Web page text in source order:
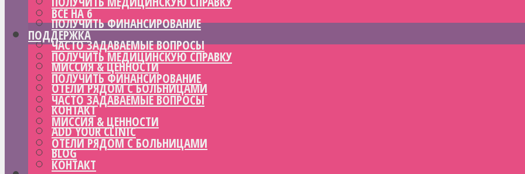
ПОЛУЧИТЬ ФИНАНСИРОВАНИЕ
ЧАСТО ЗАДАВАЕМЫЕ ВОПРОСЫ
МИССИЯ & ЦЕННОСТИ
ОТЕЛИ РЯДОМ С БОЛЬНИЦАМИ
КОНТАКТ
ADD YOUR CLINIC
BLOG
ВСЕ НА 6
ПОДДЕРЖКА
ПОЛУЧИТЬ МЕДИЦИНСКУЮ СПРАВКУ
ПОЛУЧИТЬ ФИНАНСИРОВАНИЕ
ЧАСТО ЗАДАВАЕМЫЕ ВОПРОСЫ
МИССИЯ & ЦЕННОСТИ
ОТЕЛИ РЯДОМ С БОЛЬНИЦАМИ
КОНТАКТ